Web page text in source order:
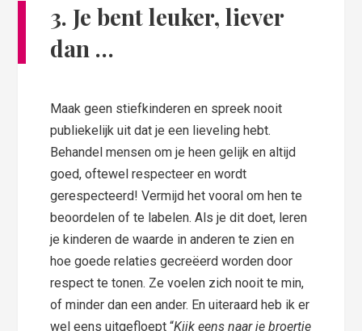
3. Je bent leuker, liever
dan …
Maak geen stiefkinderen en spreek nooit
publiekelijk uit dat je een lieveling hebt.
Behandel mensen om je heen gelijk en altijd
goed, oftewel respecteer en wordt
gerespecteerd! Vermijd het vooral om hen te
beoordelen of te labelen. Als je dit doet, leren
je kinderen de waarde in anderen te zien en
hoe goede relaties gecreëerd worden door
respect te tonen. Ze voelen zich nooit te min,
of minder dan een ander. En uiteraard heb ik er
wel eens uitgefloept “Kijk eens naar je broertje